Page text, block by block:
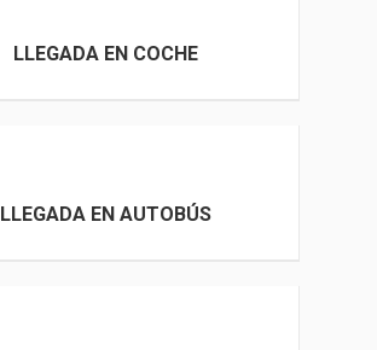
LLEGADA EN COCHE
LLEGADA EN AUTOBÚS